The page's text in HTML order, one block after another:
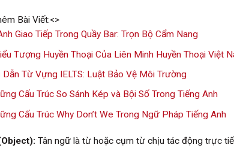
Bài Viết:<>
Giao Tiếp Trong Quầy Bar: Trọn Bộ Cẩm Nang
Tượng Huyền Thoại Của Liên Minh Huyền Thoại Việt
Từ Vựng IELTS: Luật Bảo Vệ Môi Trường
Cấu Trúc So Sánh Kép và Bội Số Trong Tiếng Anh
Cấu Trúc Why Don’t We Trong Ngữ Pháp Tiếng Anh
Tân ngữ là từ hoặc cụm từ chịu tác động trực